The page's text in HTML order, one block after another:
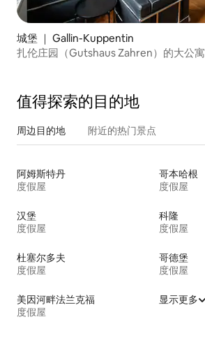
城堡 ｜ Gallin-Kuppentin
扎伦庄园（Gutshaus Zahren）的大公寓
值得探索的目的地
周边目的地 附近的热门景点
阿姆斯特丹
度假屋
哥本哈根
度假屋
汉堡
度假屋
科隆
度假屋
杜塞尔多夫
度假屋
哥德堡
度假屋
美因河畔法兰克福
度假屋
显示更多